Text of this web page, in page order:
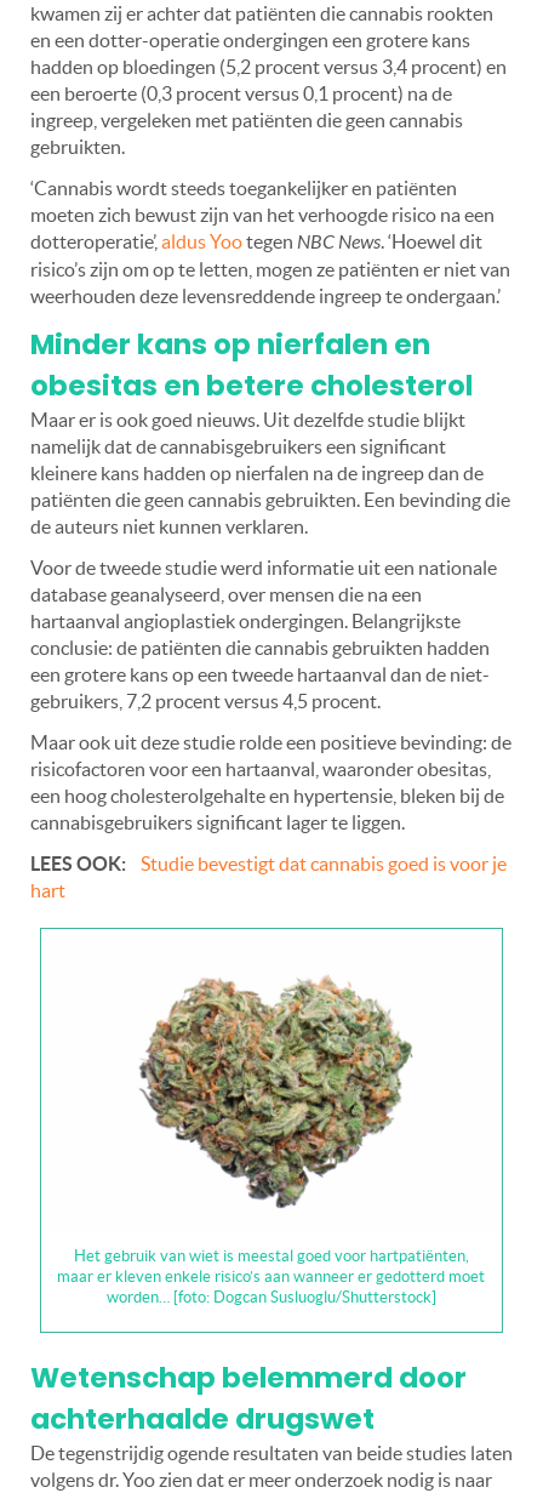
kwamen zij er achter dat patiënten die cannabis rookten
en een dotter-operatie ondergingen een grotere kans
hadden op bloedingen (5,2 procent versus 3,4 procent) en
een beroerte (0,3 procent versus 0,1 procent) na de
ingreep, vergeleken met patiënten die geen cannabis
gebruikten.
‘Cannabis wordt steeds toegankelijker en patiënten
moeten zich bewust zijn van het verhoogde risico na een
dotteroperatie’, aldus Yootegen NBC News. ‘Hoewel dit
risico’s zijn om op te letten, mogen ze patiënten er niet van
weerhouden deze levensreddende ingreep te ondergaan.’
Minder kans op nierfalen en
obesitas en betere cholesterol
Maar er is ook goed nieuws. Uit dezelfde studie blijkt
namelijk dat de cannabisgebruikers een significant
kleinere kans hadden op nierfalen na de ingreep dan de
patiënten die geen cannabis gebruikten. Een bevinding die
de auteurs niet kunnen verklaren.
Voor de tweede studie werd informatie uit een nationale
database geanalyseerd, over mensen die na een
hartaanval angioplastiek ondergingen. Belangrijkste
conclusie: de patiënten die cannabis gebruikten hadden
een grotere kans op een tweede hartaanval dan de niet-
gebruikers, 7,2 procent versus 4,5 procent.
Maar ook uit deze studie rolde een positieve bevinding: de
risicofactoren voor een hartaanval, waaronder obesitas,
een hoog cholesterolgehalte en hypertensie, bleken bij de
cannabisgebruikers significant lager te liggen.
LEES OOK:
Studie bevestigt dat cannabis goed is voor je
hart
Het gebruik van wiet is meestal goed voor hartpatiënten,
maar er kleven enkele risico’s aan wanneer er gedotterd moet
worden… [foto: Dogcan Susluoglu/Shutterstock]
Wetenschap belemmerd door
achterhaalde drugswet
De tegenstrijdig ogende resultaten van beide studies laten
volgens dr. Yoo zien dat er meer onderzoek nodig is naar